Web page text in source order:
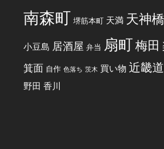
南森町 堺筋本町 天満 天神
小豆島 居酒屋 弁当 扇町梅田
箕面 自作 色落ち 茨木 買い物 近畿
野田 香川